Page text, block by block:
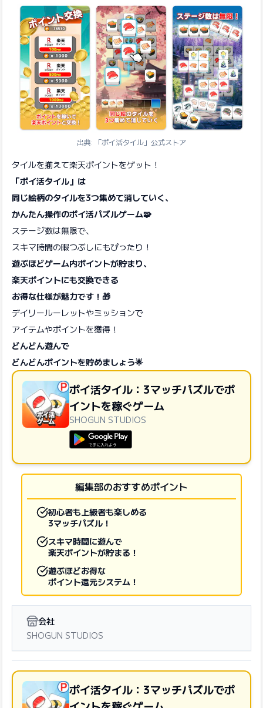
出典: 「ポイ活タイル」公式ストア
タイルを揃えて楽天ポイントをゲット！
「ポイ活タイル」は
同じ絵柄のタイルを3つ集めて消していく、
かんたん操作のポイ活パズルゲーム🧩
ステージ数は無限で、
スキマ時間の暇つぶしにもぴったり！
遊ぶほどゲーム内ポイントが貯まり、
楽天ポイントにも交換できる
お得な仕様が魅力です！🎁
デイリールーレットやミッションで
アイテムやポイントを獲得！
どんどん遊んで
どんどんポイントを貯めましょう🌟
ポイ活タイル：3マッチパズルでポ
イントを稼ぐゲーム
SHOGUN STUDIOS
編集部のおすすめポイント
初心者も上級者も楽しめる
3マッチパズル！
スキマ時間に遊んで
楽天ポイントが貯まる！
遊ぶほどお得な
ポイント還元システム！
会社
SHOGUN STUDIOS
ポイ活タイル：3マッチパズルでポ